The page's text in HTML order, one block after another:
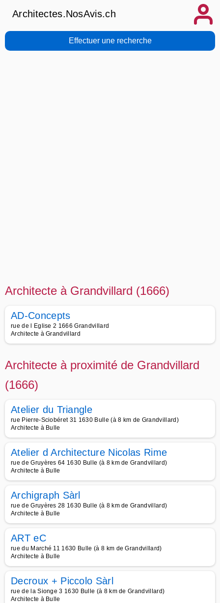
Architectes.NosAvis.ch
Effectuer une recherche
Architecte à Grandvillard (1666)
AD-Concepts
rue de l Eglise 2 1666 Grandvillard
Architecte à Grandvillard
Architecte à proximité de Grandvillard
(1666)
Atelier du Triangle
rue Pierre-Sciobéret 31 1630 Bulle (à 8 km de Grandvillard)
Architecte à Bulle
Atelier d Architecture Nicolas Rime
rue de Gruyères 64 1630 Bulle (à 8 km de Grandvillard)
Architecte à Bulle
Archigraph Sàrl
rue de Gruyères 28 1630 Bulle (à 8 km de Grandvillard)
Architecte à Bulle
ART eC
rue du Marché 11 1630 Bulle (à 8 km de Grandvillard)
Architecte à Bulle
Decroux + Piccolo Sàrl
rue de la Sionge 3 1630 Bulle (à 8 km de Grandvillard)
Architecte à Bulle